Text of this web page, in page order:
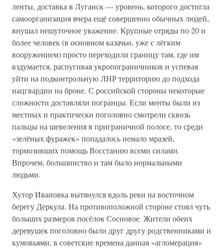
ленты, доставка в Луганск — уровень, которого достигла
самоорганизация вчера ещё совершенно обычных людей,
внушал нешуточное уважение. Крупные отряды по 20 и
более человек (в основном казачьи, уже с лёгким
вооружением) просто переходили границу там, где им
вздумается, распугивая укропограничников и успевая
уйти на подконтрольную ЛНР территорию до подхода
нацгвардии на броне. С российской стороны некоторые
сложности доставляли погранцы. Если менты были из
местных и практически поголовно смотрели сквозь
пальцы на шевеления в приграничной полосе, то среди
«зелёных фуражек» попадалось немало мразей,
тормозивших помощь Восстанию всеми силами.
Впрочем, большинство и там было нормальными
людьми.
Хутор Ивановка вытянулся вдоль реки на восточном
берегу Деркула. На противоположной стороне стоял чуть
больших размеров посёлок Сосновое. Жители обеих
деревушек поголовно были друг другу родственниками и
кумовьями, в советские времена данная «агломерация»